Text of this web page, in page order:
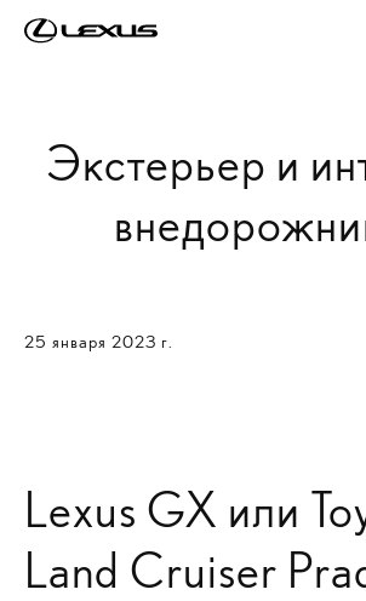
Экстерьер и
25 января 2023 г.
Lexus GX или
Land Cruiser